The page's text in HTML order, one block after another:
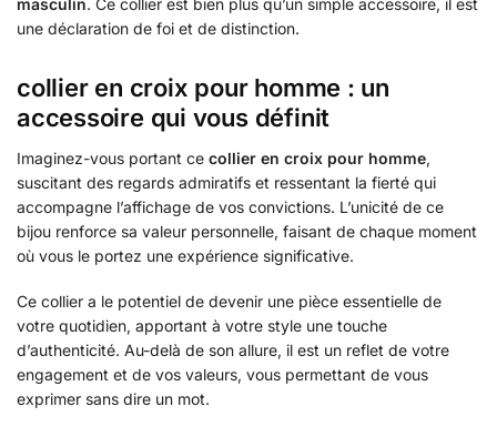
masculin. Ce collier est bien plus qu’un simple accessoire, il est
une déclaration de foi et de distinction.
collier en croix pour homme : un
accessoire qui vous définit
Imaginez-vous portant ce collier en croix pour homme,
suscitant des regards admiratifs et ressentant la fierté qui
accompagne l’affichage de vos convictions. L’unicité de ce
bijou renforce sa valeur personnelle, faisant de chaque moment
où vous le portez une expérience significative.
Ce collier a le potentiel de devenir une pièce essentielle de
votre quotidien, apportant à votre style une touche
d’authenticité. Au-delà de son allure, il est un reflet de votre
engagement et de vos valeurs, vous permettant de vous
exprimer sans dire un mot.